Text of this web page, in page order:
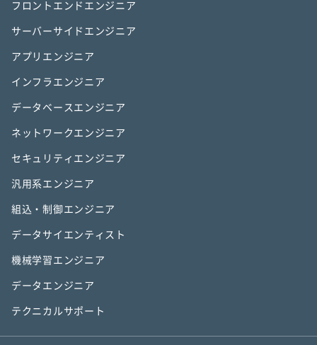
フロントエンドエンジニア
サーバーサイドエンジニア
アプリエンジニア
インフラエンジニア
データベースエンジニア
ネットワークエンジニア
セキュリティエンジニア
汎用系エンジニア
組込・制御エンジニア
データサイエンティスト
機械学習エンジニア
データエンジニア
テクニカルサポート